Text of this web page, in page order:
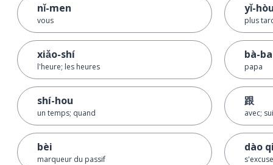
nǐ-men
vous
xiǎo-shí
l'heure; les heures
shí-hou
un temps; quand
bèi
marqueur du passif
yǐ-
plus
bà-ba
papa
跟
avec;
dào